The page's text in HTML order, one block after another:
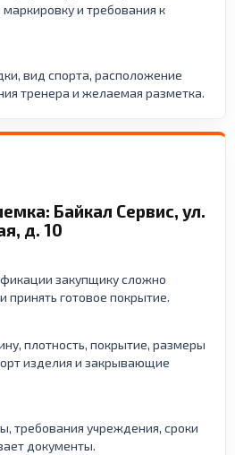
маркировку и требования к
вид спорта, расположение
тренера и желаемая разметка.
Байкал Сервис, ул.
д. 10
закупщику сложно
принять готовое покрытие.
плотность, покрытие, размеры
изделия и закрывающие
требования учреждения, сроки
документы.